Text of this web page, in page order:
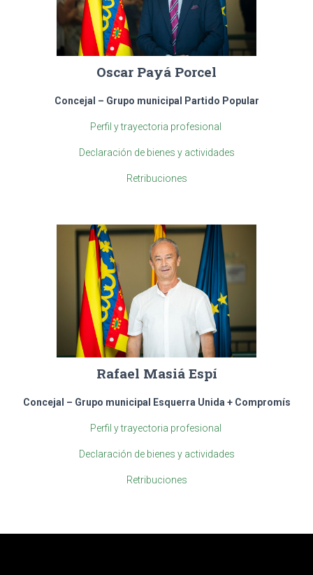
Oscar Payá Porcel
Concejal – Grupo municipal Partido Popular
Perfil y trayectoria profesional
Declaración de bienes y actividades
Retribuciones
Rafael Masiá Espí
Concejal – Grupo municipal Esquerra Unida + Compromís
Perfil y trayectoria profesional
Declaración de bienes y actividades
Retribuciones